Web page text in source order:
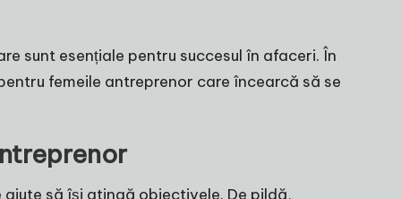
sunt esențiale pentru succesul în afaceri. În
femeile antreprenor care încearcă să se
să își atingă obiectivele. De pildă,